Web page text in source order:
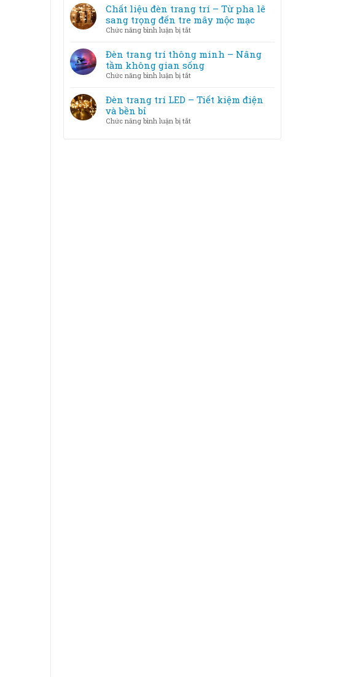
thất
theo
diện
tích
sánh
đèn
trang
và
Halogen
–
nào
hơn?
Chất liệu đèn trang trí – Từ pha lê
sang trọng đến tre mây mộc mạc
Chức năng bình luận bị tắtở
đèn
trang
Từ
lê
Đèn trang trí thông minh – Nâng
tầm không gian sống
Chức năng bình luận bị tắtở
trang
Đèn trang trí LED – Tiết kiệm điện
và bền bỉ
Chức năng bình luận bị tắtở